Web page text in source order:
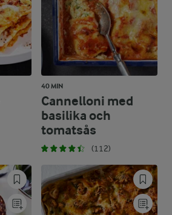
40 MIN
Cannelloni med
basilika och
tomatsås
(112)